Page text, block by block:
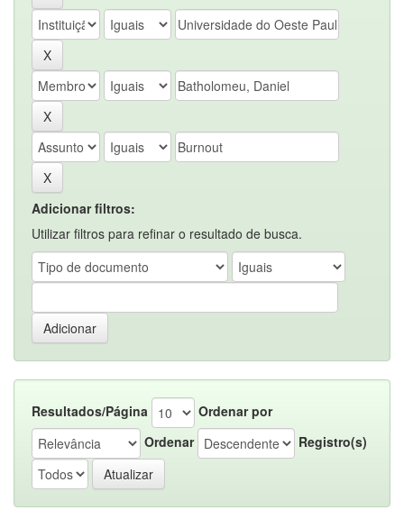
Adicionar filtros:
Utilizar filtros para refinar o resultado de busca.
Resultados/Página
Ordenar por
Ordenar
Registro(s)